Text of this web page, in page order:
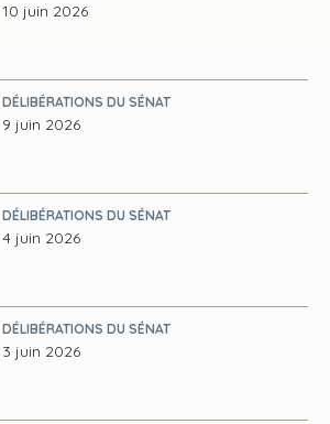
10 juin 2026
DÉLIBÉRATIONS DU SÉNAT
9 juin 2026
DÉLIBÉRATIONS DU SÉNAT
4 juin 2026
DÉLIBÉRATIONS DU SÉNAT
3 juin 2026